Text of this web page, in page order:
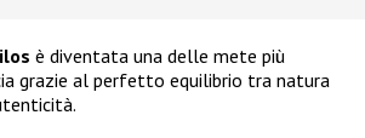
è diventata una delle mete più
grazie al perfetto equilibrio tra natura